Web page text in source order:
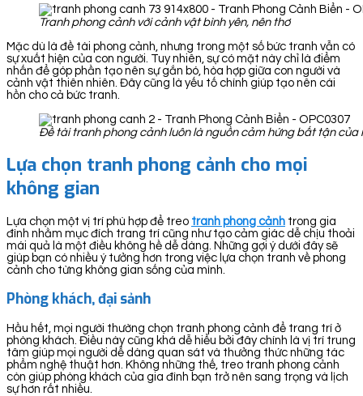
Tranh phong cảnh với cảnh vật bình yên, nên thơ
Mặc dù là đề tài phong cảnh, nhưng trong một số bức tranh vẫn có
sự xuất hiện của con người. Tuy nhiên, sự có mặt này chỉ là điểm
nhấn để góp phần tạo nên sự gắn bó, hòa hợp giữa con người và
cảnh vật thiên nhiên. Đây cũng là yếu tố chính giúp tạo nên cái
hồn cho cả bức tranh.
Đề tài tranh phong cảnh luôn là nguồn cảm hứng bất tận của
Lựa chọn tranh phong cảnh cho mọi
không gian
Lựa chọn một vị trí phù hợp để treo tranh phong cảnh trong gia
đình nhằm mục đích trang trí cũng như tạo cảm giác dễ chịu thoải
mái quả là một điều không hề dễ dàng. Những gợi ý dưới đây sẽ
giúp bạn có nhiều ý tưởng hơn trong việc lựa chọn tranh về phong
cảnh cho từng không gian sống của mình.
Phòng khách, đại sảnh
Hầu hết, mọi người thường chọn tranh phong cảnh để trang trí ở
phòng khách. Điều này cũng khá dễ hiểu bởi đây chính là vị trí trung
tâm giúp mọi người dễ dàng quan sát và thưởng thức những tác
phẩm nghệ thuật hơn. Không những thế, treo tranh phong cảnh
còn giúp phòng khách của gia đình bạn trở nên sang trọng và lịch
sự hơn rất nhiều.